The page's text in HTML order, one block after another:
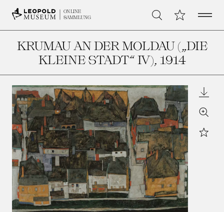
ONLINE
SAMMLUNG
Suche Meine Open
KRUMAU AN DER MOLDAU („DIE
KLEINE STADT“ IV), 1914
Zoom
Star